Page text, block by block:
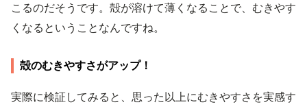
こるのだそうです。殻が溶けて薄くなることで、むきやす
くなるということなんですね。
殻のむきやすさがアップ！
実際に検証してみると、思った以上にむきやすさを実感す